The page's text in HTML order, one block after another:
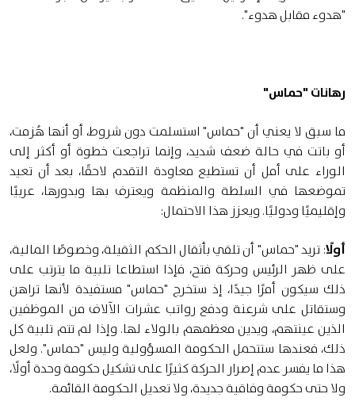
"هدوء مقابل هدوء".
رهانات "حماس"
ما سبق لا يعني أن "حماس" استسلمت دون شروط، أو أنها هُزمت،
أو باتت في حالة ضعف شديد، وإنما تراجعت خطوة أو أكثر إلى
الوراء على أمل أن تستطيع معاودة التقدم لاحقًا، بعد أن تعيد
تموضعها في السلطة والمنظمة ويعترف بها وبدورها، عربيًا
وإقليميًا ودوليًا. ويعزز هذا الاحتمال:
أولًا: تريد "حماس" أن تلقي بأثقال الحكم الثقيلة، وخصوصًا المالية،
على ظهر الرئيس وحركة فتح، فإذا استطاعا تلبية ما يترتب على
ذلك سيكون أمرًا جيدًا، إذ ستخرج "حماس" مستفيدة لأنها تراهن
وستقاتل على شرعنة ودفع رواتب عشرات الآلاف من الموظفين
الذين عينتهم، ويدين معظمهم بالولاء لها. وإذا لم تتم تلبية كل
ذلك، فعندها ستتحمل الحكومة المسؤولية وليس "حماس". ولعل
هذا ما يفسر عدم إصرار الحركة كثيرًا على تشكيل حكومة وحدة أولًا،
ولا حتى حكومة وفاقية جديدة، ولا تعديل الحكومة القائمة.